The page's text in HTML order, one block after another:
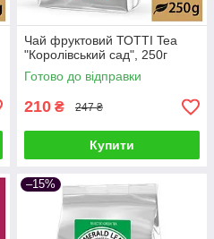
Чай фруктовий ТОТТІ Tea
"Королівський сад", 250г
Готово до відправки
210 ₴ 247 ₴
Купити
–15%